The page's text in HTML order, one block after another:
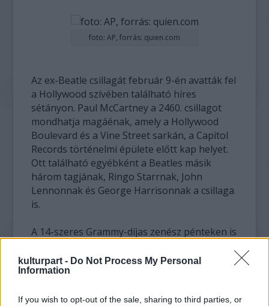
kulturpart - Do Not Process My Personal
Information
If you wish to opt-out of the sale, sharing to third parties, or
foto: AP, forrás: quien.com
Az ex-Beatle csillagát február 9-én avatták fel
a Hollywood szívében található híres
sétányon. Paul McCartney a 2460. csillagot
mondhatja magáénak, amely a Hollywood
Boulevard és a Vine Street sarkán, a Capitol
Records történelmi épülete előtt kap helyet.
Ott található egyébként a Beatles másik
három tagjának, Ringo Starrnak, John
Lennonnak és George Harrisonnak a csillaga
is.
A 14-szeres Grammy-díjas zenész pénteken is
Alapítvány az Év embere kitüntetést
adományozza Paul McCartney-nak